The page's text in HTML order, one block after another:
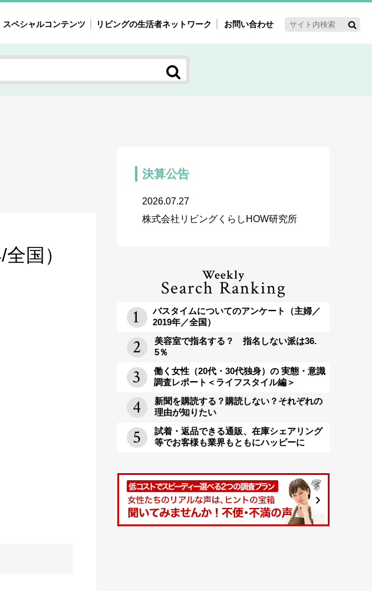
スペシャルコンテンツ
見える 注目ターゲット・重点テーマ
40'ｓ～60'ｓマーケット研究室
リビングの生活者ネットワーク お問い合わせ
国）
決算公告
2026.07.27
株式会社リビングくらしHOW研究所
Weekly
Search Ranking
バスタイムについてのアンケート（主婦／
2019年／全国）
美容室で指名する？ 指名しない派は36.
5％
働く女性（20代・30代独身）の 実態・意識
調査レポート＜ライフスタイル編＞
新聞を購読する？購読しない？それぞれの
理由が知りたい
試着・返品できる通販、在庫シェアリング
等でお客様も業界もともにハッピーに